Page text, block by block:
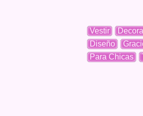
Vestir
Diseño
Para Chicas